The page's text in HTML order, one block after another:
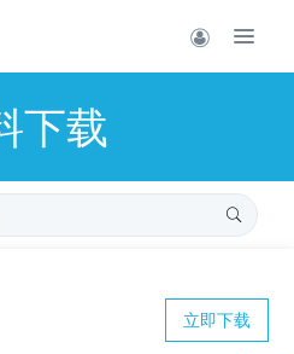
下载
立即下载